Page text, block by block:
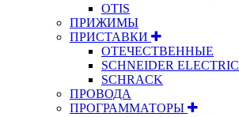
OTIS
ПРИЖИМЫ
ПРИСТАВКИ
ОТЕЧЕСТВЕННЫЕ
SCHNEIDER ELECTRIC
SCHRACK
ПРОВОДА
ПРОГРАММАТОРЫ